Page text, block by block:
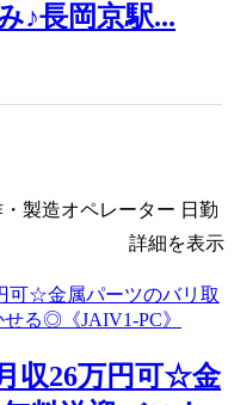
♪長岡京駅...
製造オペレーター 日勤
詳細を表示
収26万円可☆金